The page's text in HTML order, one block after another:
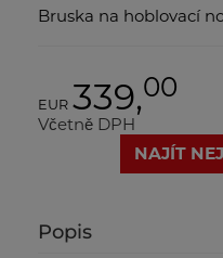
Bruska na hoblovací
EUR 339,00
Včetně DPH
NAJÍT
Popis